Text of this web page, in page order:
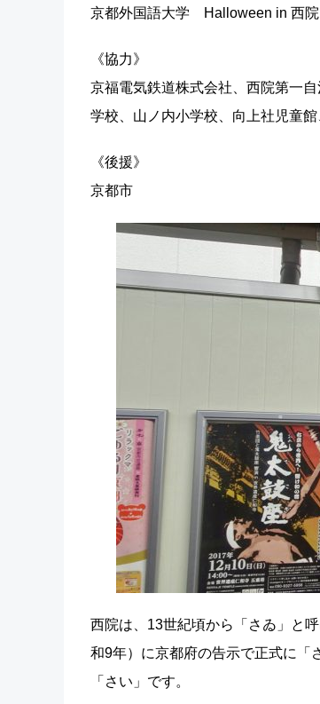
京都外国語大学 Halloween in 西院
《協力》
京福電気鉄道株式会社、西院第一
学校、山ノ内小学校、向上社児童
《後援》
京都市
西院は、13世紀頃から「さゐ」と
和9年）に京都府の告示で正式に「
「さい」です。